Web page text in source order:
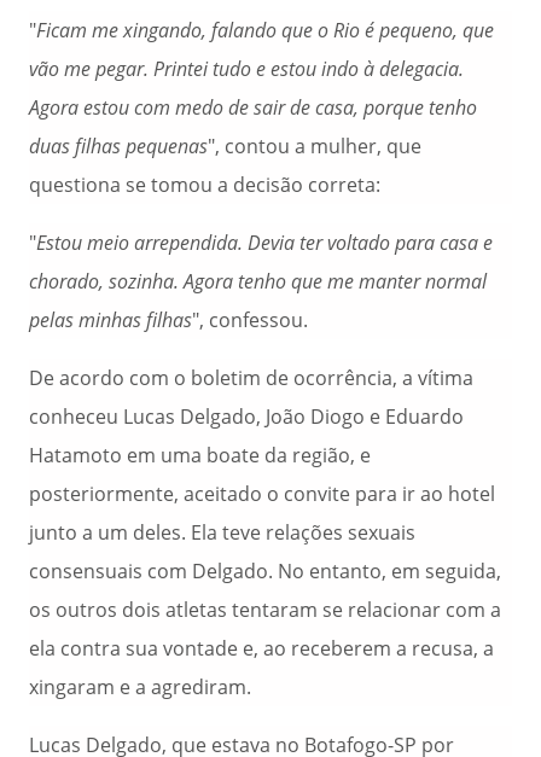
"Ficam me xingando, falando que o Rio é pequeno, que
vão me pegar. Printei tudo e estou indo à delegacia.
Agora estou com medo de sair de casa, porque tenho
duas filhas pequenas", contou a mulher, que
questiona se tomou a decisão correta:
"Estou meio arrependida. Devia ter voltado para casa e
chorado, sozinha. Agora tenho que me manter normal
pelas minhas filhas", confessou.
De acordo com o boletim de ocorrência, a vítima
conheceu Lucas Delgado, João Diogo e Eduardo
Hatamoto em uma boate da região, e
posteriormente, aceitado o convite para ir ao hotel
junto a um deles. Ela teve relações sexuais
consensuais com Delgado. No entanto, em seguida,
os outros dois atletas tentaram se relacionar com a
ela contra sua vontade e, ao receberem a recusa, a
xingaram e a agrediram.
Lucas Delgado, que estava no Botafogo-SP por